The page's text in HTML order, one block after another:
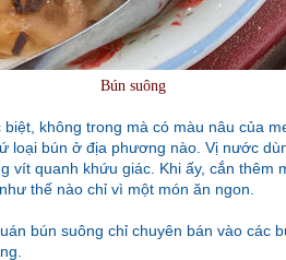
Bún suông
không trong mà có màu nâu của
loại bún ở địa phương nào. Vị nước
vít quanh khứu giác. Khi ấy, cắn thêm
thế nào chỉ vì một món ăn ngon.
bún suông chỉ chuyên bán vào các